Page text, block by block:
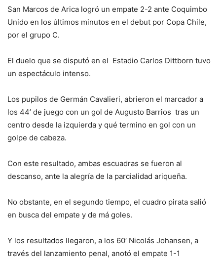
San Marcos de Arica logró un empate 2-2 ante Coquimbo
Unido en los últimos minutos en el debut por Copa Chile,
por el grupo C.
El duelo que se disputó en el Estadio Carlos Dittborn tuvo
un espectáculo intenso.
Los pupilos de Germán Cavalieri, abrieron el marcador a
los 44’ de juego con un gol de Augusto Barrios tras un
centro desde la izquierda y qué termino en gol con un
golpe de cabeza.
Con este resultado, ambas escuadras se fueron al
descanso, ante la alegría de la parcialidad ariqueña.
No obstante, en el segundo tiempo, el cuadro pirata salió
en busca del empate y de má goles.
Y los resultados llegaron, a los 60′ Nicolás Johansen, a
través del lanzamiento penal, anotó el empate 1-1